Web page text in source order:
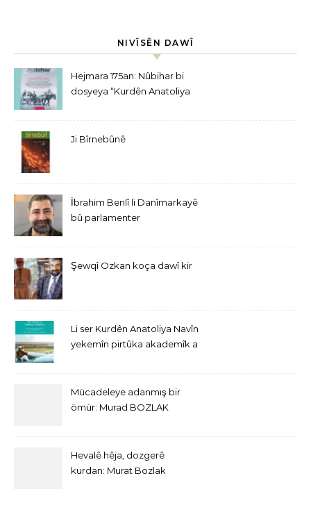
NIVÎSÊN DAWÎ
Hejmara 175an: Nûbihar bi
dosyeya “Kurdên Anatoliya
Ji Bîrnebûnê
İbrahim Benlî li Danîmarkayê
bû parlamenter
Şewqî Ozkan koça dawî kir
Li ser Kurdên Anatoliya Navîn
yekemîn pirtûka akademîk a
Mücadeleye adanmış bir
ömür: Murad BOZLAK
Hevalê hêja, dozgerê
kurdan: Murat Bozlak